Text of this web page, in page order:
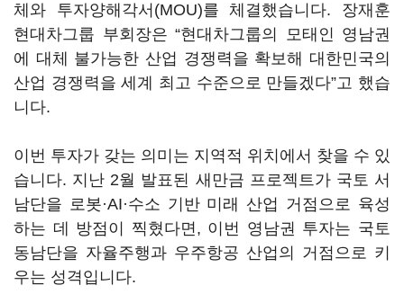
체와 투자양해각서(MOU)를 체결했습니다. 장재훈
현대차그룹 부회장은 “현대차그룹의 모태인 영남권
에 대체 불가능한 산업 경쟁력을 확보해 대한민국의
산업 경쟁력을 세계 최고 수준으로 만들겠다”고 했습
니다.
이번 투자가 갖는 의미는 지역적 위치에서 찾을 수 있
습니다. 지난 2월 발표된 새만금 프로젝트가 국토 서
남단을 로봇·AI·수소 기반 미래 산업 거점으로 육성
하는 데 방점이 찍혔다면, 이번 영남권 투자는 국토
동남단을 자율주행과 우주항공 산업의 거점으로 키
우는 성격입니다.